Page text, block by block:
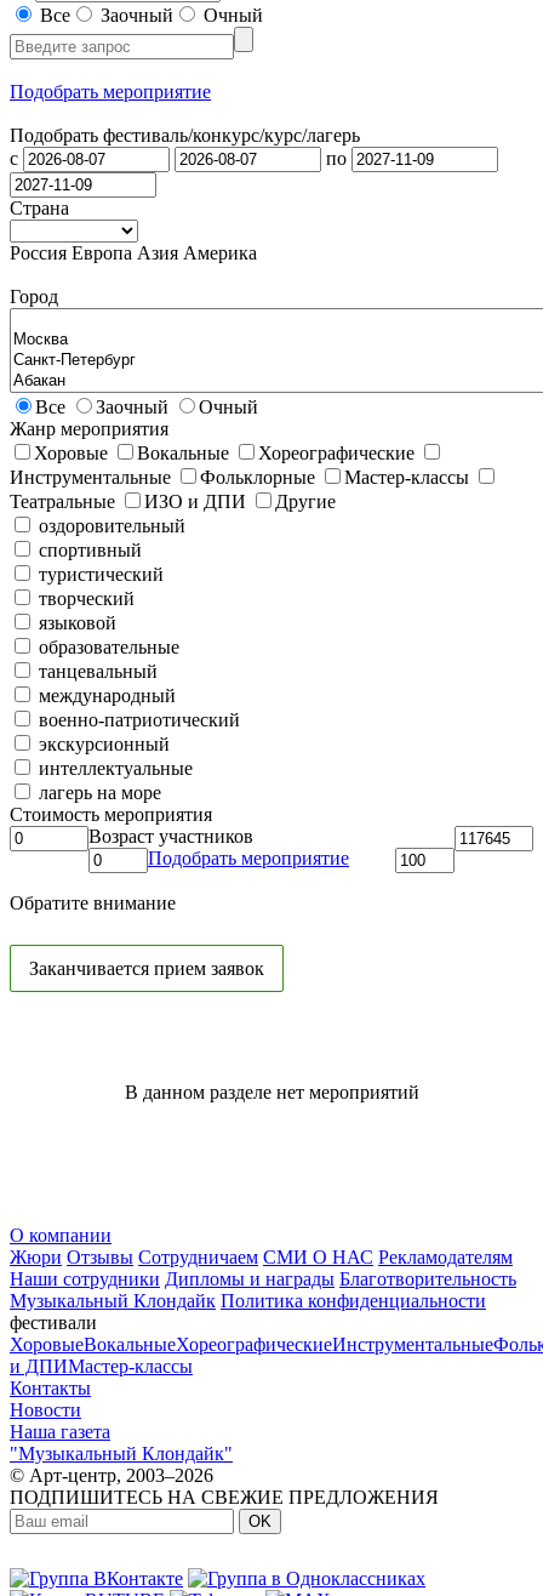
Все
Заочный Очный
Подобрать мероприятие
Подобрать фестиваль/конкурс/курс/лагерь
с
по
Страна
Россия Европа Азия Америка
Город
Все Заочный
Очный
Жанр мероприятия
Хоровые
Вокальные
Хореографические
Инструментальные
Фольклорные
Мастер-классы
Театральные
ИЗО и ДПИ
Другие
оздоровительный
спортивный
туристический
творческий
языковой
образовательные
танцевальный
международный
военно-патриотический
экскурсионный
интеллектуальные
лагерь на море
Стоимость мероприятия
Возраст участников
Подобрать мероприятие
Обратите внимание
Заканчивается прием заявок
В данном разделе нет мероприятий
О компании
Жюри Отзывы Сотрудничаем СМИ О НАС Рекламодателям
Наши сотрудники Дипломы и награды Благотворительность
Музыкальный Клондайк Политика конфиденциальности
фестивали
ХоровыеВокальныеХореографическиеИнструментальные
и ДПИМастер-классы
Контакты
Новости
Наша газета
"Музыкальный Клондайк"
© Арт-центр, 2003–2026
ПОДПИШИТЕСЬ НА СВЕЖИЕ ПРЕДЛОЖЕНИЯ
OK